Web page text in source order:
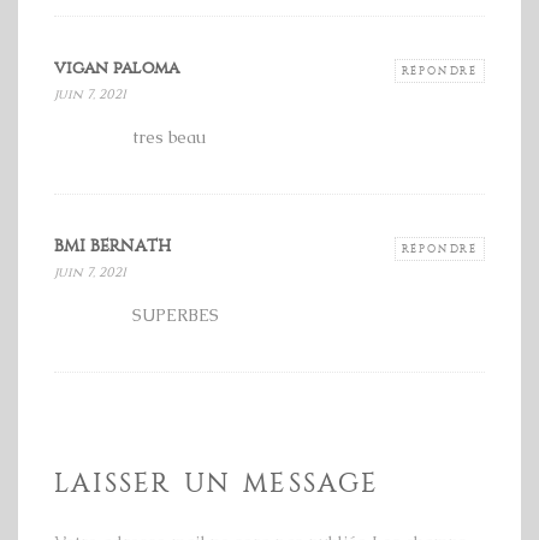
vigan paloma RÉPONDRE
juin 7, 2021
tres beau
BMI BERNATH RÉPONDRE
juin 7, 2021
SUPERBES
LAISSER UN MESSAGE